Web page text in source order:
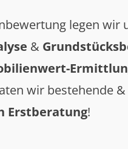
legen wir
&
wir bestehende
Erstberatung!